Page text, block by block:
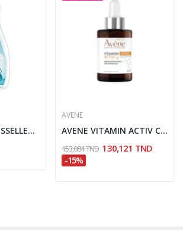
NUK LIQUIDE VAISSELLES BEBE 500ML
AVENE
AVENE VITAMIN ACTIV Cg SERUM CORRECTEUR ECLAT 30ML
153,084 TND 130,121 TND
-15%